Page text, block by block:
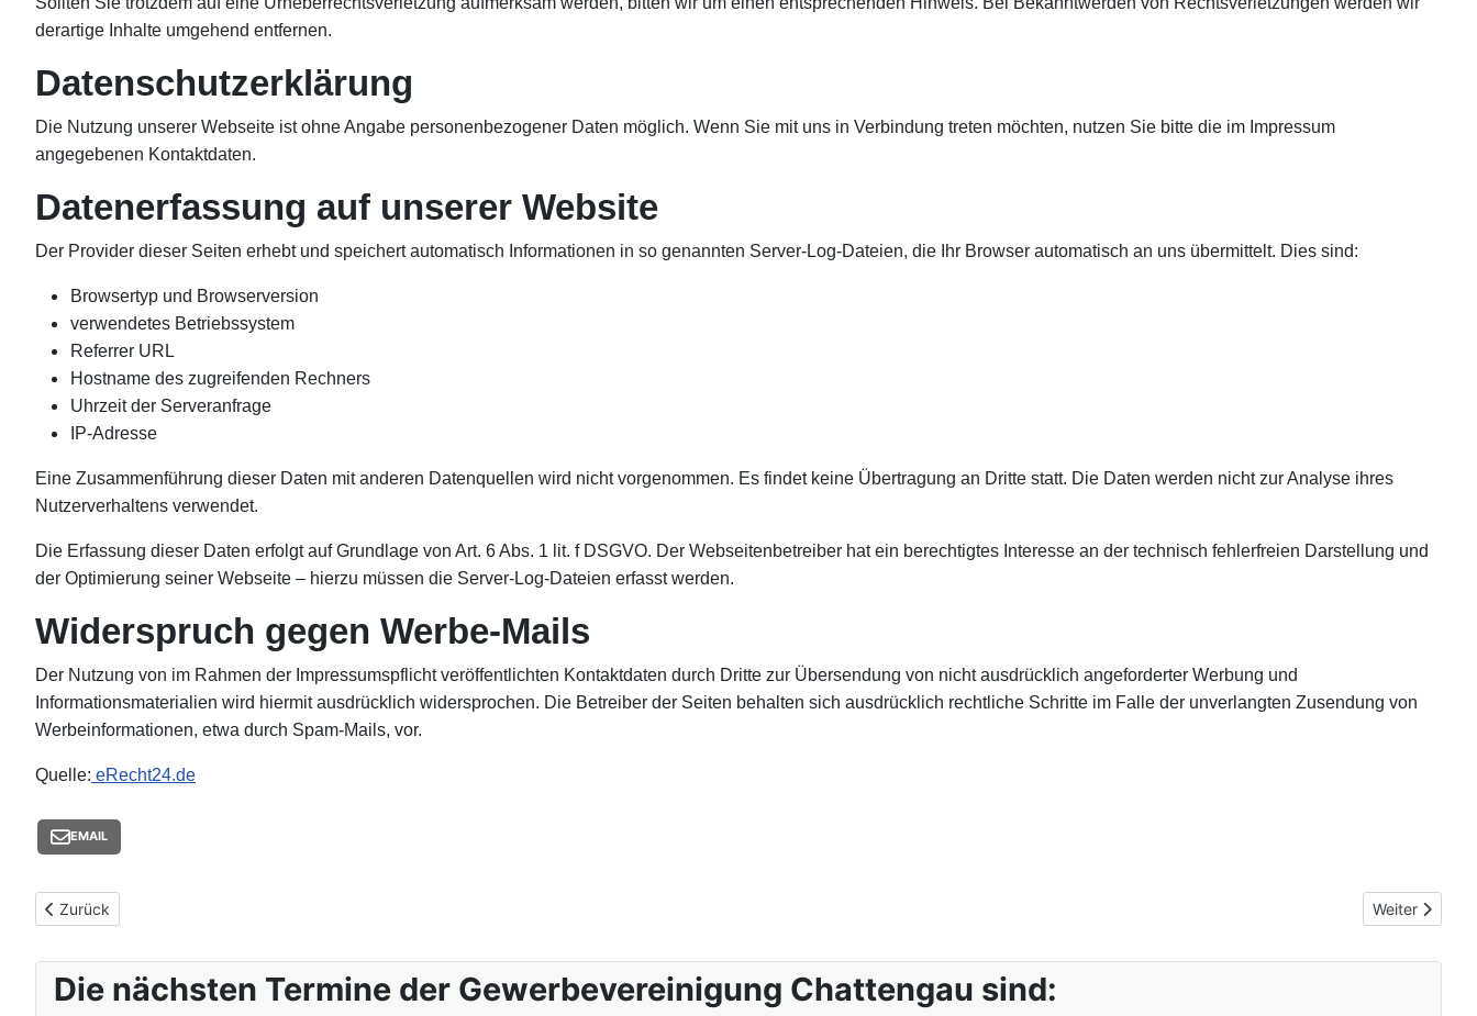
derartige Inhalte umgehend entfernen.
Datenschutzerklärung
Die Nutzung unserer Webseite ist ohne Angabe personenbezogener Daten möglich. Wenn Sie mit uns in Verbindung treten möchten, nutzen Sie bitte die im Impressum
angegebenen Kontaktdaten.
Datenerfassung auf unserer Website
Der Provider dieser Seiten erhebt und speichert automatisch Informationen in so genannten Server-Log-Dateien, die Ihr Browser automatisch an uns übermittelt. Dies sind:
Browsertyp und Browserversion
verwendetes Betriebssystem
Referrer URL
Hostname des zugreifenden Rechners
Uhrzeit der Serveranfrage
IP-Adresse
Eine Zusammenführung dieser Daten mit anderen Datenquellen wird nicht vorgenommen. Es findet keine Übertragung an Dritte statt. Die Daten werden nicht zur Analyse ihres
Nutzerverhaltens verwendet.
Die Erfassung dieser Daten erfolgt auf Grundlage von Art. 6 Abs. 1 lit. f DSGVO. Der Webseitenbetreiber hat ein berechtigtes Interesse an der technisch fehlerfreien Darstellung und
der Optimierung seiner Webseite – hierzu müssen die Server-Log-Dateien erfasst werden.
Widerspruch gegen Werbe-Mails
Der Nutzung von im Rahmen der Impressumspflicht veröffentlichten Kontaktdaten durch Dritte zur Übersendung von nicht ausdrücklich angeforderter Werbung und
Informationsmaterialien wird hiermit ausdrücklich widersprochen. Die Betreiber der Seiten behalten sich ausdrücklich rechtliche Schritte im Falle der unverlangten Zusendung von
Werbeinformationen, etwa durch Spam-Mails, vor.
Quelle: eRecht24.de
EMAIL
Vorheriger Beitrag: JHV der Gewerbevereinigung Edermünde für 2025
Zurück Nächster
Weiter
Die nächsten Termine der Gewerbevereinigung Chattengau sind: